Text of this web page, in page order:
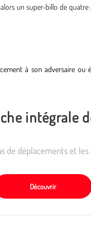
un super-billo de
à son adversaire ou
intégrale
de déplacements et
Découvrir